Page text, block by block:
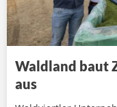
Waldland baut
aus